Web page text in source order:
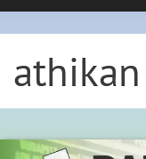
athikan